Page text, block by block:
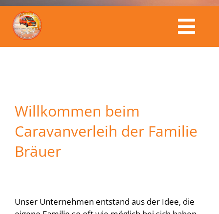
Service & Preise
Willkommen beim
Caravanverleih der Familie
Bräuer
Unser Unternehmen entstand aus der Idee, die